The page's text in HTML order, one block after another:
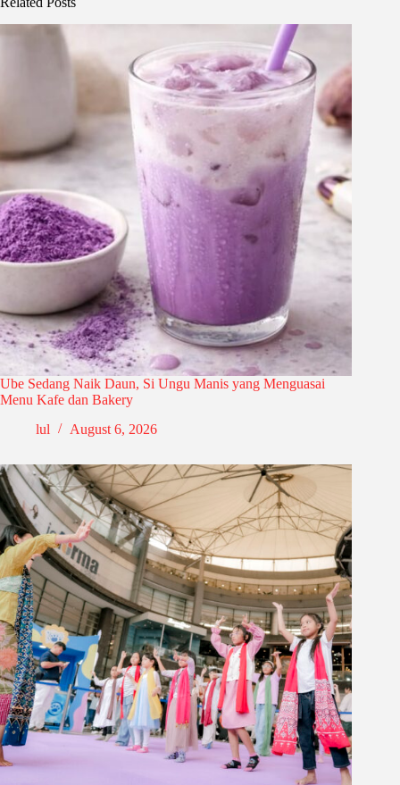
Ube Sedang Naik Daun, Si Ungu Manis yang Menguasai
Menu Kafe dan Bakery
lul
August 6, 2026